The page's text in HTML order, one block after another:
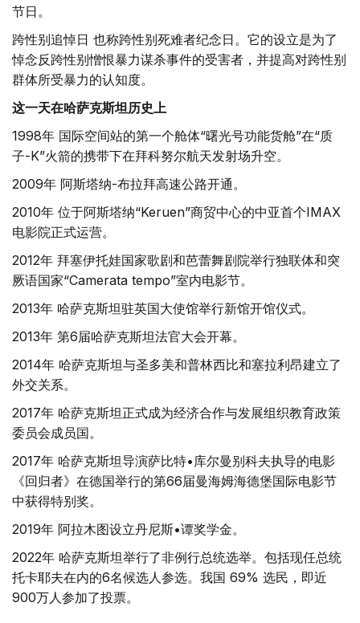
节日。
跨性别追悼日 也称跨性别死难者纪念日。它的设立是为了
悼念反跨性别憎恨暴力谋杀事件的受害者，并提高对跨性别
群体所受暴力的认知度。
这一天在哈萨克斯坦历史上
1998年 国际空间站的第一个舱体“曙光号功能货舱”在“质
子-K”火箭的携带下在拜科努尔航天发射场升空。
2009年 阿斯塔纳-布拉拜高速公路开通。
2010年 位于阿斯塔纳“Keruen”商贸中心的中亚首个IMAX
电影院正式运营。
2012年 拜塞伊托娃国家歌剧和芭蕾舞剧院举行独联体和突
厥语国家“Camerata tempo”室内电影节。
2013年 哈萨克斯坦驻英国大使馆举行新馆开馆仪式。
2013年 第6届哈萨克斯坦法官大会开幕。
2014年 哈萨克斯坦与圣多美和普林西比和塞拉利昂建立了
外交关系。
2017年 哈萨克斯坦正式成为经济合作与发展组织教育政策
委员会成员国。
2017年 哈萨克斯坦导演萨比特•库尔曼别科夫执导的电影
《回归者》在德国举行的第66届曼海姆海德堡国际电影节
中获得特别奖。
2019年 阿拉木图设立丹尼斯•谭奖学金。
2022年 哈萨克斯坦举行了非例行总统选举。包括现任总统
托卡耶夫在内的6名候选人参选。我国 69% 选民，即近
900万人参加了投票。